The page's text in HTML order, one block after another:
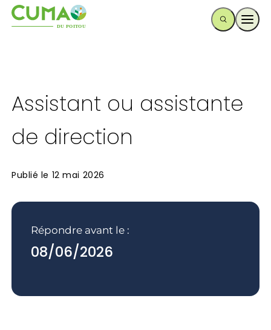
Assistant ou assistante
de direction
Publié le 12 mai 2026
Répondre avant le :
08/06/2026